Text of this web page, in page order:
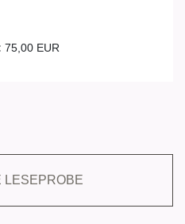
75,00 EUR
LESEPROBE